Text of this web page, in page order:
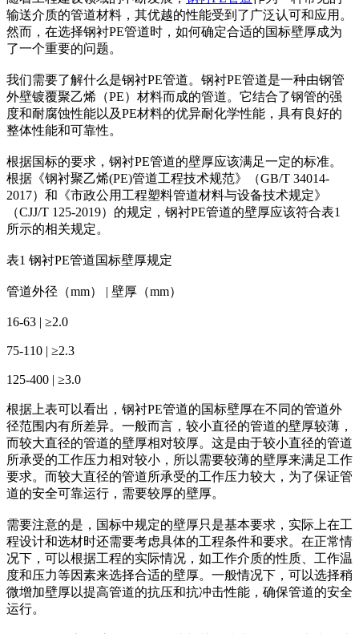
输送介质的管道材料，其优越的性能受到了广泛认可和应用。
然而，在选择钢衬PE管道时，如何确定合适的国标壁厚成为
了一个重要的问题。
我们需要了解什么是钢衬PE管道。钢衬PE管道是一种由钢管
外壁镀覆聚乙烯（PE）材料而成的管道。它结合了钢管的强
度和耐腐蚀性能以及PE材料的优异耐化学性能，具有良好的
整体性能和可靠性。
根据国标的要求，钢衬PE管道的壁厚应该满足一定的标准。
根据《钢衬聚乙烯(PE)管道工程技术规范》（GB/T 34014-
2017）和《市政公用工程塑料管道材料与设备技术规定》
（CJJ/T 125-2019）的规定，钢衬PE管道的壁厚应该符合表1
所示的相关规定。
表1 钢衬PE管道国标壁厚规定
管道外径（mm） | 壁厚（mm）
16-63 | ≥2.0
75-110 | ≥2.3
125-400 | ≥3.0
根据上表可以看出，钢衬PE管道的国标壁厚在不同的管道外
径范围内有所差异。一般而言，较小直径的管道的壁厚较薄，
而较大直径的管道的壁厚相对较厚。这是由于较小直径的管道
所承受的工作压力相对较小，所以需要较薄的壁厚来满足工作
要求。而较大直径的管道所承受的工作压力较大，为了保证管
道的安全可靠运行，需要较厚的壁厚。
需要注意的是，国标中规定的壁厚只是基本要求，实际上在工
程设计和选材时还需要考虑具体的工程条件和要求。在正常情
况下，可以根据工程的实际情况，如工作介质的性质、工作温
度和压力等因素来选择合适的壁厚。一般情况下，可以选择稍
微增加壁厚以提高管道的抗压和抗冲击性能，确保管道的安全
运行。